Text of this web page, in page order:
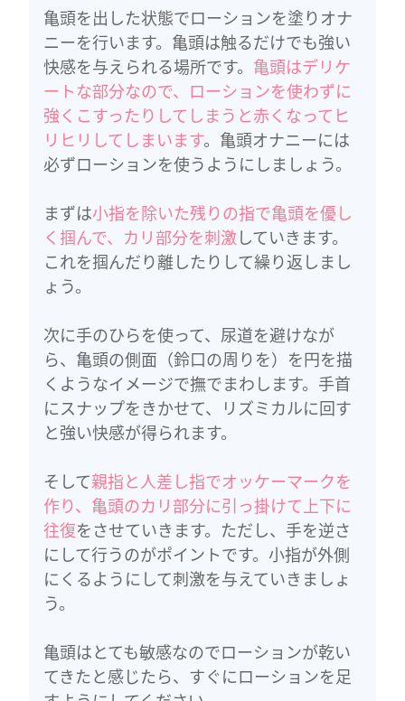
亀頭を出した状態でローションを塗りオナ
ニーを行います。亀頭は触るだけでも強い
快感を与えられる場所です。 亀頭はデリケ
ートな部分なので、ローションを使わずに
強くこすったりしてしまうと赤くなってヒ
リヒリしてしまいます。亀頭オナニーには
必ずローションを使うようにしましょう。
まずは小指を除いた残りの指で亀頭を優し
く掴んで、カリ部分を刺激していきます。
これを掴んだり離したりして繰り返しまし
ょう。
次に手のひらを使って、尿道を避けなが
ら、亀頭の側面（鈴口の周りを）を円を描
くようなイメージで撫でまわします。手首
にスナップをきかせて、リズミカルに回す
と強い快感が得られます。
そして親指と人差し指でオッケーマークを
作り、亀頭のカリ部分に引っ掛けて上下に
往復をさせていきます。ただし、手を逆さ
にして行うのがポイントです。小指が外側
にくるようにして刺激を与えていきましょ
う。
亀頭はとても敏感なのでローションが乾い
てきたと感じたら、すぐにローションを足